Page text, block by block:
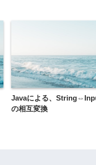
Javaによる、
の相互変換